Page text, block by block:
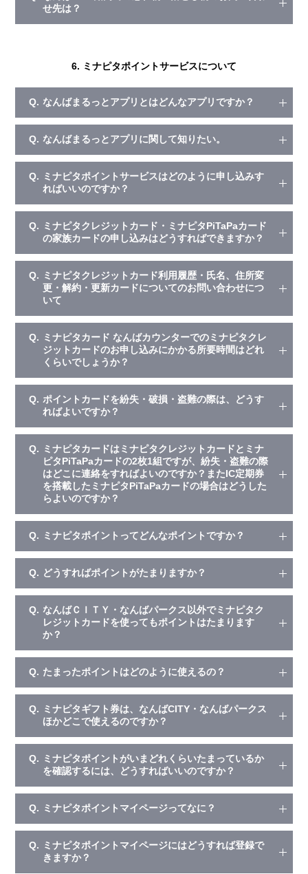
せ先は？
6. ミナピタポイントサービスについて
Q. なんばまるっとアプリとはどんなアプリですか？
Q. なんばまるっとアプリに関して知りたい。
Q. ミナピタポイントサービスはどのように申し込みす
ればいいのですか？
Q. ミナピタクレジットカード・ミナピタPiTaPaカード
の家族カードの申し込みはどうすればできますか？
Q. ミナピタクレジットカード利用履歴・氏名、住所変
更・解約・更新カードについてのお問い合わせにつ
いて
Q. ミナピタカード なんばカウンターでのミナピタクレ
ジットカードのお申し込みにかかる所要時間はどれ
くらいでしょうか？
Q. ポイントカードを紛失・破損・盗難の際は、どうす
ればよいですか？
Q. ミナピタカードはミナピタクレジットカードとミナ
ピタPiTaPaカードの2枚1組ですが、紛失・盗難の際
はどこに連絡をすればよいのですか？またIC定期券
を搭載したミナピタPiTaPaカードの場合はどうした
らよいのですか？
Q. ミナピタポイントってどんなポイントですか？
Q. どうすればポイントがたまりますか？
Q. なんばＣＩＴＹ・なんばパークス以外でミナピタク
レジットカードを使ってもポイントはたまります
か？
Q. たまったポイントはどのように使えるの？
Q. ミナピタギフト券は、なんばCITY・なんばパークス
ほかどこで使えるのですか？
Q. ミナピタポイントがいまどれくらいたまっているか
を確認するには、どうすればいいのですか？
Q. ミナピタポイントマイページってなに？
Q. ミナピタポイントマイページにはどうすれば登録で
きますか？